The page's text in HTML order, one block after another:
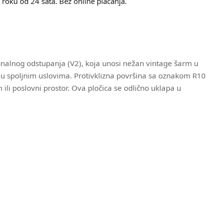
odstupanja (V2), koja unosi nežan vintage šarm u
uslovima. Protivklizna površina sa oznakom R10
poslovni prostor. Ova pločica se odlično uklapa u